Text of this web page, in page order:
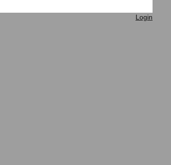
Login